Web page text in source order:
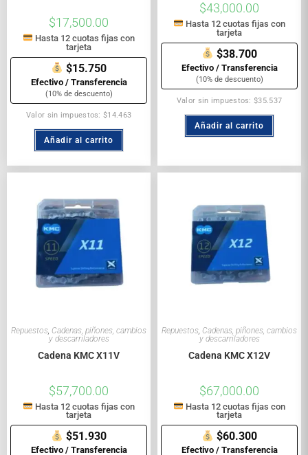
$17,500.00
Hasta 12 cuotas fijas con
tarjeta
$15.750
Efectivo / Transferencia
(10% de descuento)
Valor sin impuestos: $14.463
Añadir al carrito
$43,000.00
Hasta 12 cuotas fijas con
tarjeta
$38.700
Efectivo / Transferencia
(10% de descuento)
Valor sin impuestos: $35.537
Añadir al carrito
Repuestos Cadenas, piñones, cambios
y descarriladores
Cadena KMC X11V
$57,700.00
Hasta 12 cuotas fijas con
tarjeta
$51.930
Efectivo / Transferencia
Repuestos Cadenas, piñones, cambios
y descarriladores
Cadena KMC X12V
$67,000.00
Hasta 12 cuotas fijas con
tarjeta
$60.300
Efectivo / Transferencia